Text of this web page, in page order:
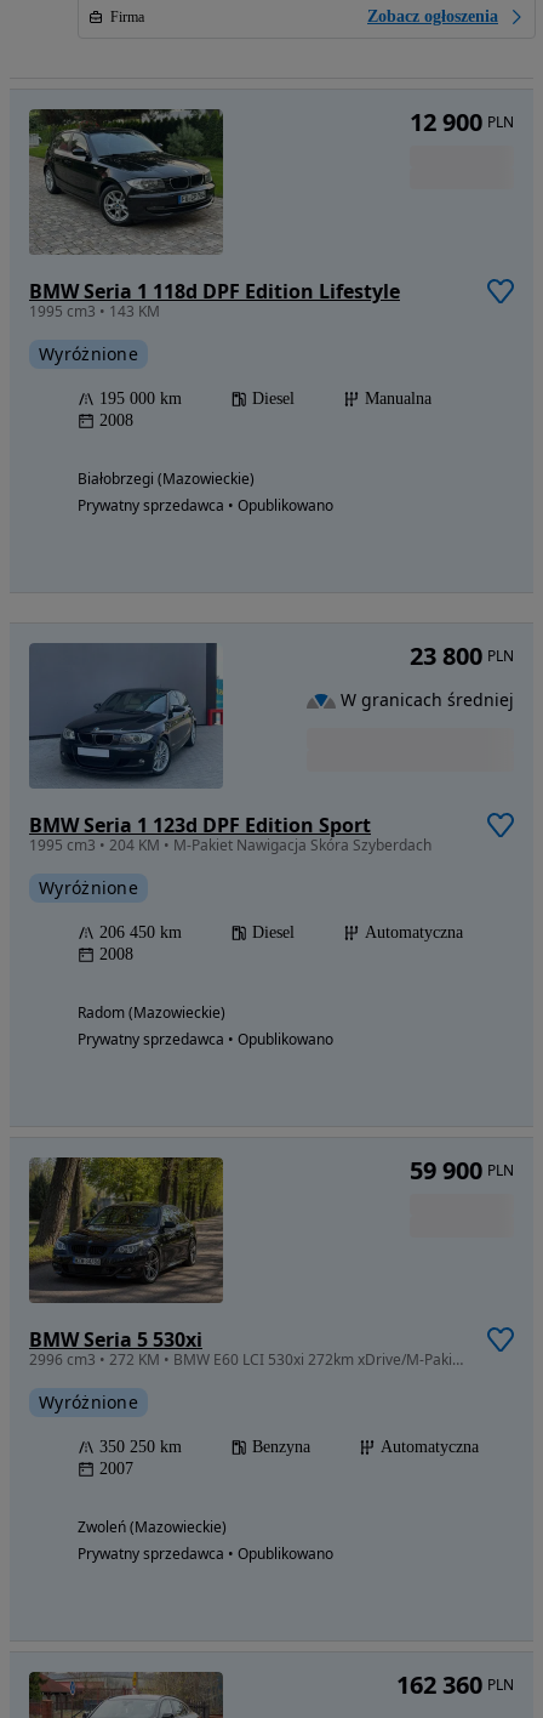
Firma Zobacz ogłoszenia
BMW Seria 1 118d DPF Edition Lifestyle
1995 cm3 • 143 KM
Wyróżnione
195 000 km Diesel
Manualna
2008
Białobrzegi (Mazowieckie)
Prywatny sprzedawca • Opublikowano
12 900 PLN
BMW Seria 1 123d DPF Edition Sport
1995 cm3 • 204 KM • M-Pakiet Nawigacja Skóra Szyberdach
Wyróżnione
206 450 km Diesel
Automatyczna
2008
Radom (Mazowieckie)
Prywatny sprzedawca • Opublikowano
23 800 PLN
W granicach średniej
BMW Seria 5 530xi
2996 cm3 • 272 KM • BMW E60 LCI 530xi 272km xDrive/M-Pakiet/Soft-Close/Webasto/KeyLess
Wyróżnione
350 250 km Benzyna
Automatyczna
2007
Zwoleń (Mazowieckie)
Prywatny sprzedawca • Opublikowano
59 900 PLN
162 360 PLN